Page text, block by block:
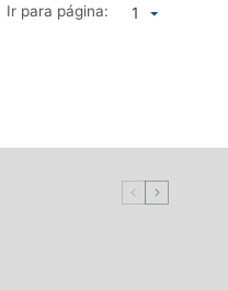
Ir para página: 1